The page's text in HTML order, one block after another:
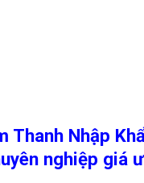
Thanh Nhập
nghiệp giá